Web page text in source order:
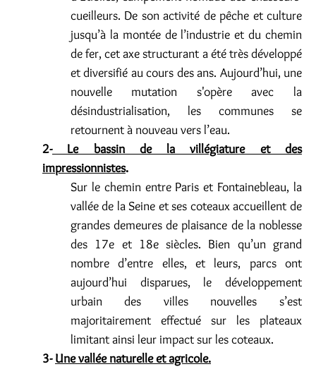
cueilleurs. De son activité de pêche et culture
jusqu’à la montée de l’industrie et du chemin
de fer, cet axe structurant a été très développé
et diversifié au cours des ans. Aujourd’hui, une
nouvelle mutation s'opère avec la
désindustrialisation, les communes se
retournent à nouveau vers l’eau.
2-Le bassin de la villégiature et des
impressionnistes.
Sur le chemin entre Paris et Fontainebleau, la
vallée de la Seine et ses coteaux accueillent de
grandes demeures de plaisance de la noblesse
des 17e et 18e siècles. Bien qu’un grand
nombre d’entre elles, et leurs, parcs ont
aujourd’hui disparues, le développement
urbain des villes nouvelles s’est
majoritairement effectué sur les plateaux
limitant ainsi leur impact sur les coteaux.
3-Une vallée naturelle et agricole.